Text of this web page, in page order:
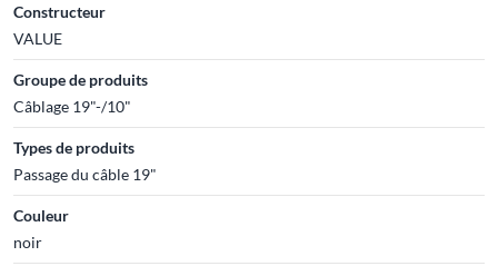
Constructeur
VALUE
Groupe de produits
Câblage 19"-/10"
Types de produits
Passage du câble 19"
Couleur
noir